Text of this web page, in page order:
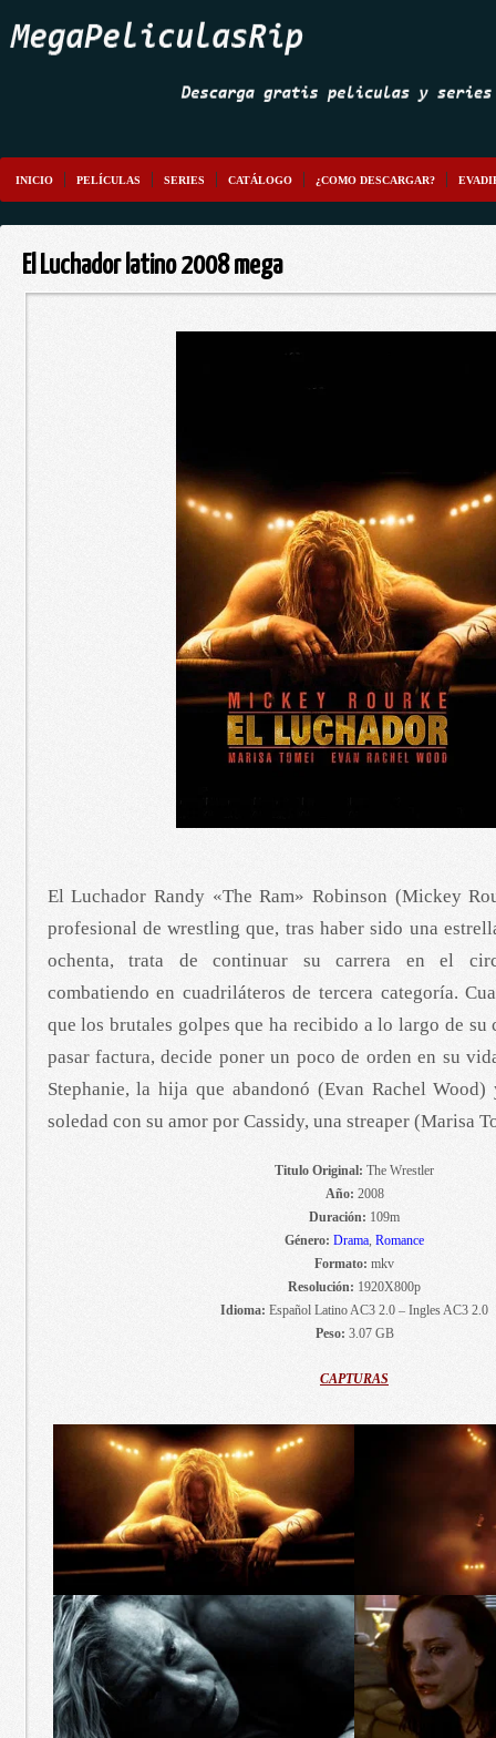
INICIO PELÍCULAS SERIES CATÁLOGO ¿COMO DESCARGAR?
El Luchador latino 2008 mega
El Luchador Randy «The Ram» Robinson (Mickey
profesional de wrestling que, tras haber sido una
ochenta, trata de continuar su carrera en el
combatiendo en cuadriláteros de tercera categoría.
que los brutales golpes que ha recibido a lo largo de su
pasar factura, decide poner un poco de orden en su
Stephanie, la hija que abandonó (Evan Rachel
soledad con su amor por Cassidy, una streaper (Marisa
Titulo Original: The Wrestler
Año: 2008
Duración: 109m
Género: Drama, Romance
Formato: mkv
Resolución: 1920X800p
Idioma: Español Latino AC3 2.0 – Ingles AC3 2.0
Peso: 3.07 GB
CAPTURAS